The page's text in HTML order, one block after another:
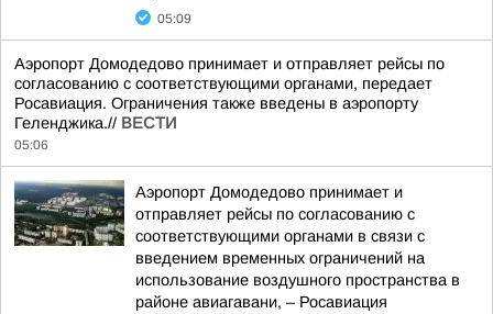
05:09
Аэропорт Домодедово принимает и отправляет рейсы по
согласованию с соответствующими органами, передает
Росавиация. Ограничения также введены в аэропорту
Геленджика.// ВЕСТИ
05:06
Аэропорт Домодедово принимает и
отправляет рейсы по согласованию с
соответствующими органами в связи с
введением временных ограничений на
использование воздушного пространства в
районе авиагавани, – Росавиация